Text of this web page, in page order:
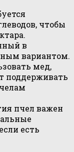
чтобы
в
вариантом.
мед,
поддерживать
пчел важен
есть